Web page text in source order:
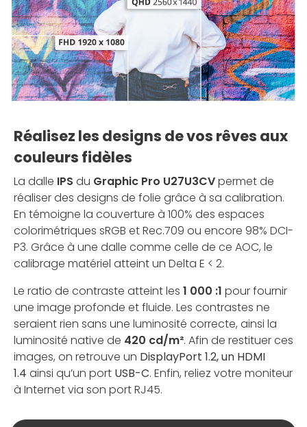
Réalisez les designs de vos rêves aux
couleurs fidèles
La dalle IPS du Graphic Pro U27U3CVpermet de
réaliser des designs de folie grâce à sa calibration.
En témoigne la couverture à 100% des espaces
colorimétriques sRGB et Rec.709 ou encore 98% DCI-
P3. Grâce à une dalle comme celle de ce AOC, le
calibrage matériel atteint un Delta E < 2.
Le ratio de contraste atteint les 1 000 :1 pour fournir
une image profonde et fluide. Les contrastes ne
seraient rien sans une luminosité correcte, ainsi la
luminosité native de 420 cd/m². Afin de restituer ces
images, on retrouve un DisplayPort 1.2, un HDMI
1.4 ainsi qu’un port USB-C. Enfin, reliez votre moniteur
à Internet via son port RJ45.